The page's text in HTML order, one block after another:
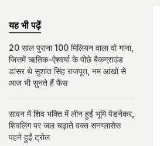
यह भी पढ़ें
20 साल पुराना 100 मिलियन वाला वो गाना,
जिसमें ऋतिक-ऐश्वर्या के पीछे बैकग्राउंड
डांसर थे सुशांत सिंह राजपूत, नम आंखों से
आज भी सुनते हैं फैंस
सावन में शिव भक्ति में लीन हुईं भूमि पेडनेकर,
शिवलिंग पर जल चढ़ाते वक्त सनग्लासेस
पहने हुईं ट्रोल